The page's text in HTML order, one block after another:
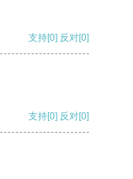
支持[0] 反对[0]
支持[0] 反对[0]